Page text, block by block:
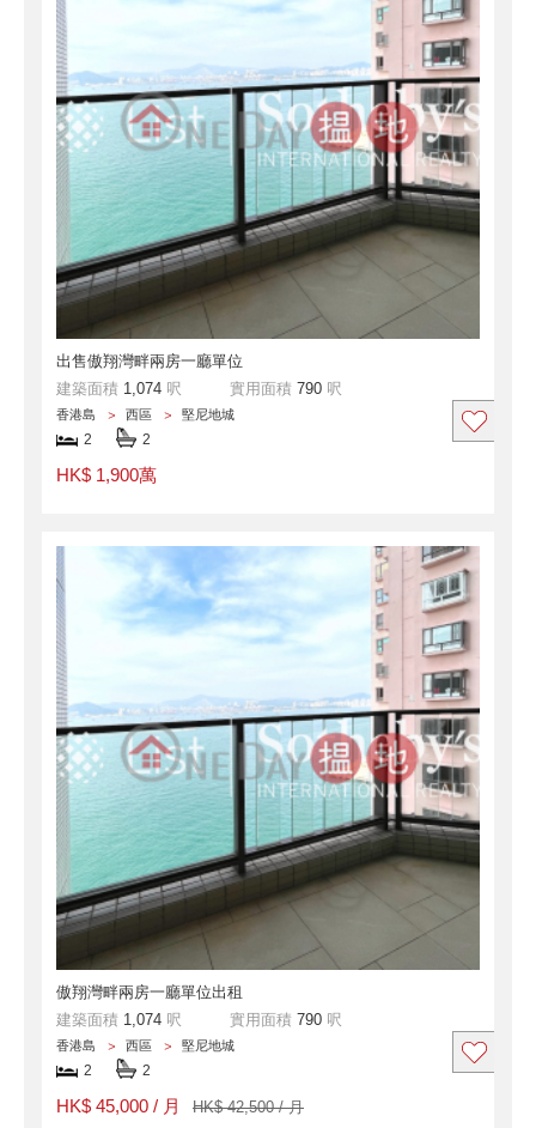
出售傲翔灣畔兩房一廳單位
建築面積 1,074 呎 實用面積 790 呎
香港島 西區 堅尼地城
2 2
HK$ 1,900萬
傲翔灣畔兩房一廳單位出租
建築面積 1,074 呎 實用面積 790 呎
香港島 西區 堅尼地城
2 2
HK$ 45,000 / 月 HK$ 42,500 / 月